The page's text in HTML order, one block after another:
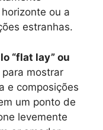
ou a
estranhas.
“flat lay” ou
mostrar
e composições
um ponto de
levemente